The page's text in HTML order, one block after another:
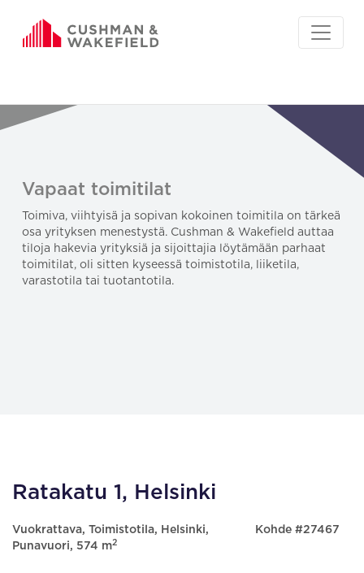
Vapaat toimitilat
Toimiva, viihtyisä ja sopivan kokoinen toimitila on tärkeä
osa yrityksen menestystä. Cushman & Wakefield auttaa
tiloja hakevia yrityksiä ja sijoittajia löytämään parhaat
toimitilat, oli sitten kyseessä toimistotila, liiketila,
varastotila tai tuotantotila.
Ratakatu 1, Helsinki
Vuokrattava, Toimistotila, Helsinki,
Punavuori, 574 m2
Kohde #27467